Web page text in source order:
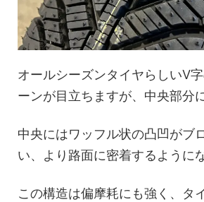
オールシーズンタイヤらしいV
ーンが目立ちますが、中央部分
中央にはワッフル状の凸凹がブ
い、より路面に密着するように
この構造は偏摩耗にも強く、タ